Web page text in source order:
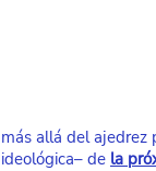
más allá del ajedrez
ideológica– de la